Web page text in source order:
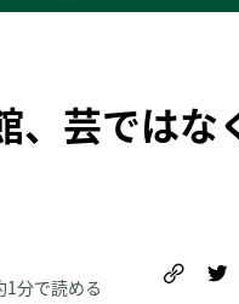
、芸ではな
1分で読める